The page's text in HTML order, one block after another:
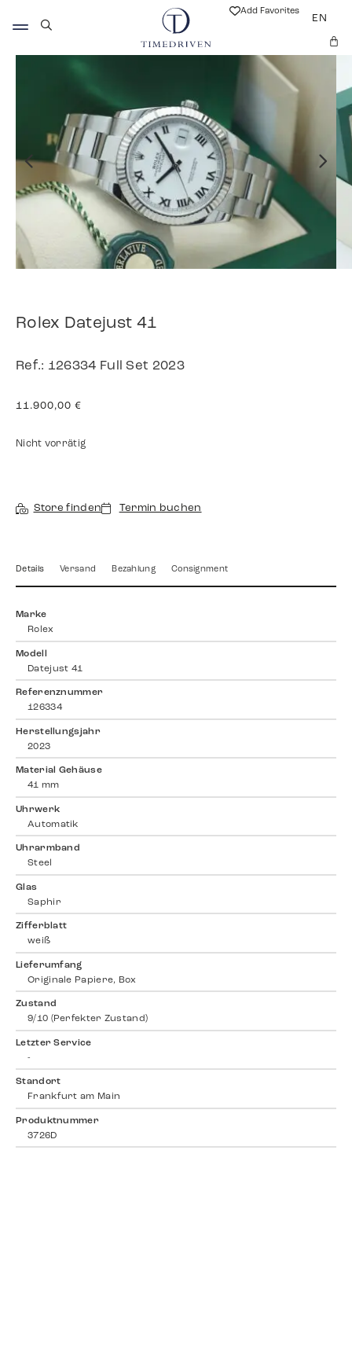
Add Favorites
EN
Rolex Datejust 41
Ref.: 126334 Full Set 2023
11.900,00 €
Nicht vorrätig
Store finden Termin buchen
Details Versand Bezahlung Consignment
Marke
Rolex
Modell
Datejust 41
Referenznummer
126334
Herstellungsjahr
2023
Material Gehäuse
41 mm
Uhrwerk
Automatik
Uhrarmband
Steel
Glas
Saphir
Zifferblatt
weiß
Lieferumfang
Originale Papiere, Box
Zustand
9/10 (Perfekter Zustand)
Letzter Service
-
Standort
Frankfurt am Main
Produktnummer
3726D